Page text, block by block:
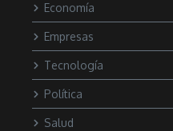
Economía
Empresas
Tecnología
Política
Salud